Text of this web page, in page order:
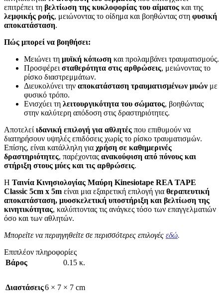
επιτρέπει τη βελτίωση της κυκλοφορίας του αίματος και της
λεμφικής ροής, μειώνοντας το οίδημα και βοηθώντας στη φυσική
αποκατάσταση.
Πώς μπορεί να βοηθήσει:
Μειώνει τη μυϊκή κόπωση και προλαμβάνει τραυματισμούς.
Προσφέρεισταθερότητα στις αρθρώσεις, μειώνοντας το
ρίσκο διαστρεμμάτων.
Διευκολύνει την αποκατάσταση τραυματισμένων μυών με
φυσικό τρόπο.
Ενισχύει τη λειτουργικότητα του σώματος, βοηθώντας
στην καλύτερη απόδοση στις δραστηριότητες.
Αποτελείιδανική επιλογή για αθλητές που επιθυμούν να
διατηρήσουν υψηλές επιδόσεις χωρίς το ρίσκο τραυματισμών.
Επίσης, είναι κατάλληλη για χρήση σε καθημερινές
δραστηριότητες, παρέχοντας ανακούφιση από πόνους και
στήριξη στους μύες και τις αρθρώσεις.
Η Ταινία Κινησιολογίας Μαύρη Kinesiotape REA TAPE
Classic 5cm x 5m είναι μια εξαιρετική επιλογή για θεραπευτική
αποκατάσταση, μυοσκελετική υποστήριξη και βελτίωση της
κινητικότητας, καλύπτοντας τις ανάγκες τόσο των επαγγελματιών
όσο και των αθλητών.
Μπορείτε να περιηγηθείτε σε περισσότερες επιλογές εδώ.
Επιπλέον πληροφορίες
Βάρος
0.15 κ.
Διαστάσεις6 × 7 × 7 cm